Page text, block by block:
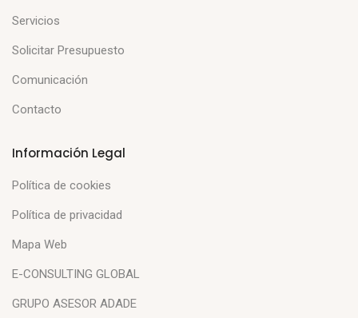
Servicios
Solicitar Presupuesto
Comunicación
Contacto
Información Legal
Política de cookies
Política de privacidad
Mapa Web
E-CONSULTING GLOBAL
GRUPO ASESOR ADADE